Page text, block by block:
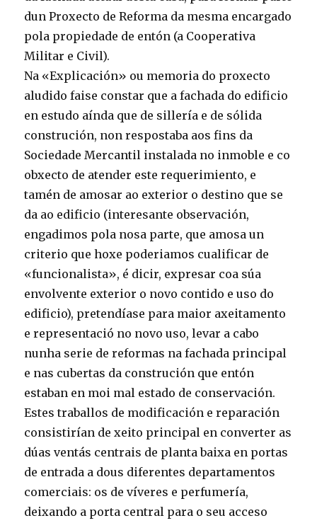
dun Proxecto de Reforma da mesma encargado
pola propiedade de entón (a Cooperativa
Militar e Civil).
Na «Explicación» ou memoria do proxecto
aludido faise constar que a fachada do edificio
en estudo aínda que de sillería e de sólida
construción, non respostaba aos fins da
Sociedade Mercantil instalada no inmoble e co
obxecto de atender este requerimiento, e
tamén de amosar ao exterior o destino que se
da ao edificio (interesante observación,
engadimos pola nosa parte, que amosa un
criterio que hoxe poderiamos cualificar de
«funcionalista», é dicir, expresar coa súa
envolvente exterior o novo contido e uso do
edificio), pretendíase para maior axeitamento
e representació no novo uso, levar a cabo
nunha serie de reformas na fachada principal
e nas cubertas da construción que entón
estaban en moi mal estado de conservación.
Estes traballos de modificación e reparación
consistirían de xeito principal en converter as
dúas ventás centrais de planta baixa en portas
de entrada a dous diferentes departamentos
comerciais: os de víveres e perfumería,
deixando a porta central para o seu acceso